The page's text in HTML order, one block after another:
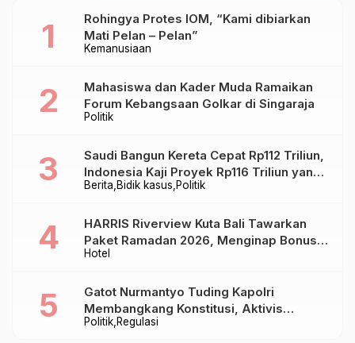
Kemanusiaan
Rohingya Protes IOM, “Kami dibiarkan
Mati Pelan – Pelan”
Politik
Mahasiswa dan Kader Muda Ramaikan
Forum Kebangsaan Golkar di Singaraja
Berita Bidik kasus Politik
Saudi Bangun Kereta Cepat Rp112 Triliun,
Indonesia Kaji Proyek Rp116 Triliun yang
Baru Sampai Bandung
Hotel
HARRIS Riverview Kuta Bali Tawarkan
Paket Ramadan 2026, Menginap Bonus
Takjil hingga Bukber Mulai Rp88.888
Politik Regulasi
Gatot Nurmantyo Tuding Kapolri
Membangkang Konstitusi, Aktivis
Tegaskan Polri Tak Punya Sejarah